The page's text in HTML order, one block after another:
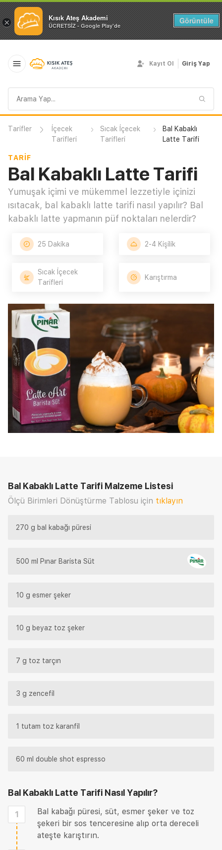
× Kısık Ateş Akademi
ÜCRETSİZ - Google Play'de
Görüntüle
sorgusu
Kayıt Ol Giriş Yap
Tarifler
İçecek
Tarifleri
Sıcak İçecek
Tarifleri
Bal Kabaklı
Latte Tarifi
TARIF
Bal Kabaklı Latte Tarifi
Yumuşak içimi ve mükemmel lezzetiyle içinizi
ısıtacak, bal kabaklı latte tarifi nasıl yapılır? Bal
kabaklı latte yapmanın püf noktaları nelerdir?
25 Dakika 2-4 Kişilik
Sıcak İçecek
Tarifleri
Karıştırma
Bal Kabaklı Latte Tarifi Malzeme Listesi
Ölçü Birimleri Dönüştürme Tablosu için tıklayın
270 g bal kabağı püresi
500 ml Pınar Barista Süt
10 g esmer şeker
10 g beyaz toz şeker
7 g toz tarçın
3 g zencefil
1 tutam toz karanfil
60 ml double shot espresso
Bal Kabaklı Latte Tarifi Nasıl Yapılır?
1
Bal kabağı püresi, süt, esmer şeker ve toz
şekeri bir sos tenceresine alıp orta dereceli
ateşte karıştırın.